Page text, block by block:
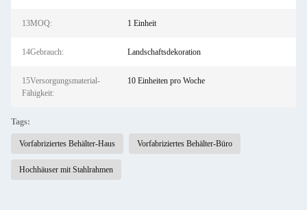
13MOQ: 1 Einheit
14Gebrauch: Landschaftsdekoration
15Versorgungsmaterial-
Fähigkeit:
10 Einheiten pro Woche
Tags:
Vorfabriziertes Behälter-Haus Vorfabriziertes Behälter-Büro
Hochhäuser mit Stahlrahmen